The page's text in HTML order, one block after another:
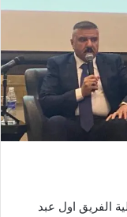
الفريق اول عبد